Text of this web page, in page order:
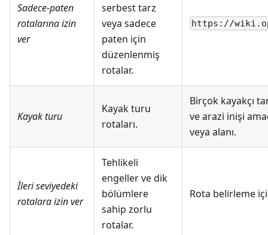
Sadece-paten
rotalarına izin
ver
serbest tarz
veya sadece
paten için
düzenlenmiş
rotalar.
https://
Kayak turu
Kayak turu
rotaları.
Birçok kayakçı
ve arazi inişi
veya alanı.
İleri seviyedeki
rotalara izin ver
Tehlikeli
engeller ve dik
bölümlere
sahip zorlu
rotalar.
Rota belirleme